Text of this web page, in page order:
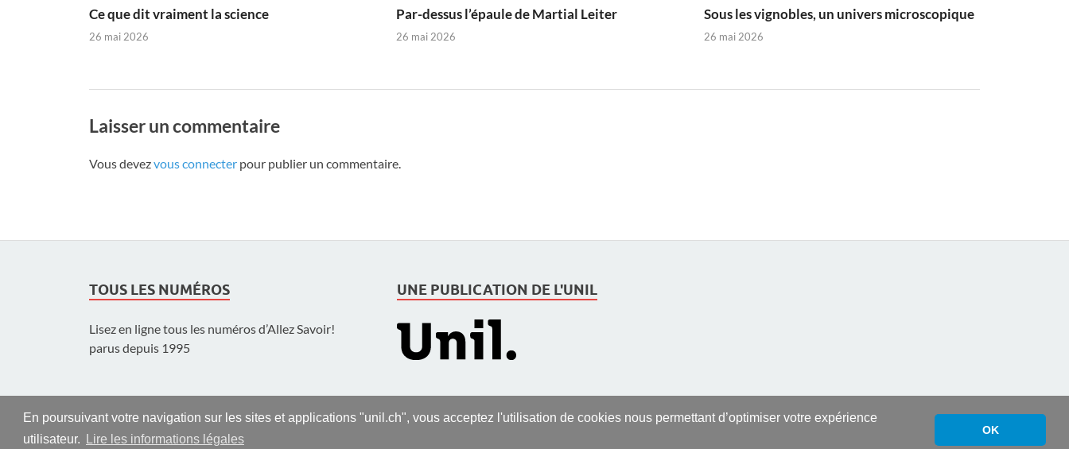
En poursuivant votre navigation sur les sites et applications "unil.ch", vous acceptez l'utilisation de cookies nous permettant d’optimiser votre expérience
utilisateur.
Lire les informations légales
OK
Ce que dit vraiment la science
26 mai 2026
Par-dessus l’épaule de Martial Leiter
26 mai 2026
Sous les vignobles, un univers microscopique
26 mai 2026
Laisser un commentaire
Vous devezvous connecter pour publier un commentaire.
TOUS LES NUMÉROS
Lisez en ligne tous les numéros d’Allez Savoir!
parus depuis 1995
UNE PUBLICATION DE L'UNIL
© UNIL | Université de Lausanne et